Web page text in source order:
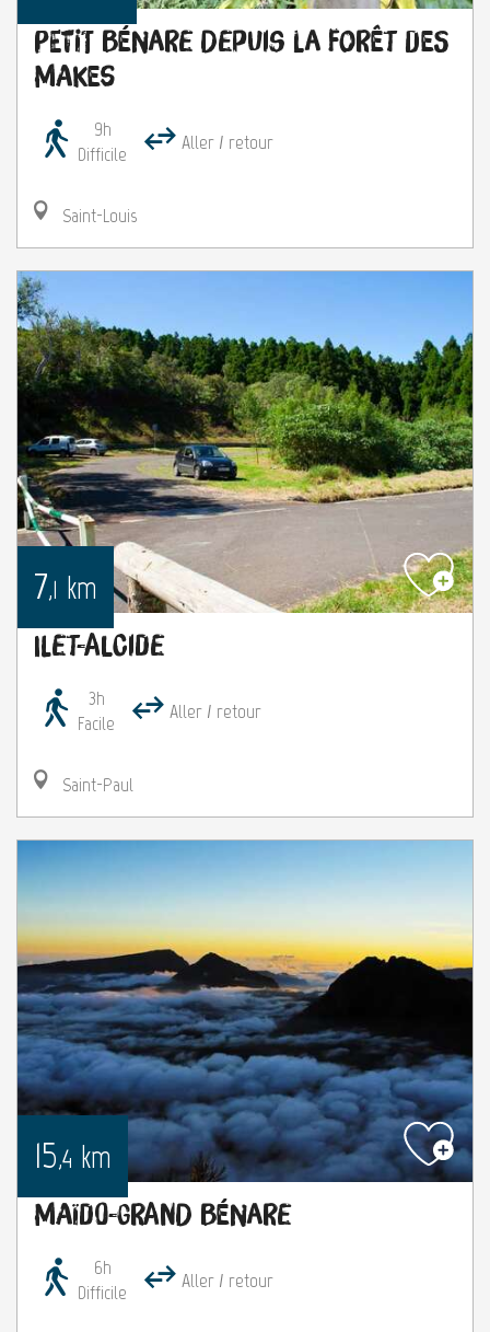
Petit Bénare depuis la forêt des
Makes
9h
Difficile
Aller / retour
Saint-Louis
7,1 km
Ilet-Alcide
3h
Facile
Aller / retour
Saint-Paul
15,4 km
Maïdo-Grand Bénare
6h
Difficile
Aller / retour